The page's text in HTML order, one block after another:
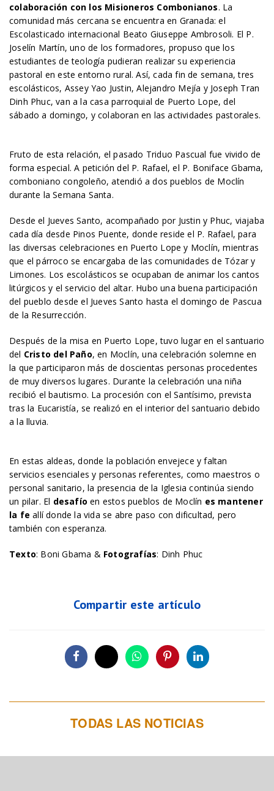
colaboración con los Misioneros Combonianos. La
comunidad más cercana se encuentra en Granada: el
Escolasticado internacional Beato Giuseppe Ambrosoli. El P.
Joselín Martín, uno de los formadores, propuso que los
estudiantes de teología pudieran realizar su experiencia
pastoral en este entorno rural. Así, cada fin de semana, tres
escolásticos, Assey Yao Justin, Alejandro Mejía y Joseph Tran
Dinh Phuc, van a la casa parroquial de Puerto Lope, del
sábado a domingo, y colaboran en las actividades pastorales.
Fruto de esta relación, el pasado Triduo Pascual fue vivido de
forma especial. A petición del P. Rafael, el P. Boniface Gbama,
comboniano congoleño, atendió a dos pueblos de Moclín
durante la Semana Santa.
Desde el Jueves Santo, acompañado por Justin y Phuc, viajaba
cada día desde Pinos Puente, donde reside el P. Rafael, para
las diversas celebraciones en Puerto Lope y Moclín, mientras
que el párroco se encargaba de las comunidades de Tózar y
Limones. Los escolásticos se ocupaban de animar los cantos
litúrgicos y el servicio del altar. Hubo una buena participación
del pueblo desde el Jueves Santo hasta el domingo de Pascua
de la Resurrección.
Después de la misa en Puerto Lope, tuvo lugar en el santuario
del Cristo del Paño, en Moclín, una celebración solemne en
la que participaron más de doscientas personas procedentes
de muy diversos lugares. Durante la celebración una niña
recibió el bautismo. La procesión con el Santísimo, prevista
tras la Eucaristía, se realizó en el interior del santuario debido
a la lluvia.
En estas aldeas, donde la población envejece y faltan
servicios esenciales y personas referentes, como maestros o
personal sanitario, la presencia de la Iglesia continúa siendo
un pilar. El desafío en estos pueblos de Moclín es mantener
la fe allí donde la vida se abre paso con dificultad, pero
también con esperanza.
Texto: Boni Gbama & Fotografías: Dinh Phuc
Compartir este artículo
TODAS LAS NOTICIAS